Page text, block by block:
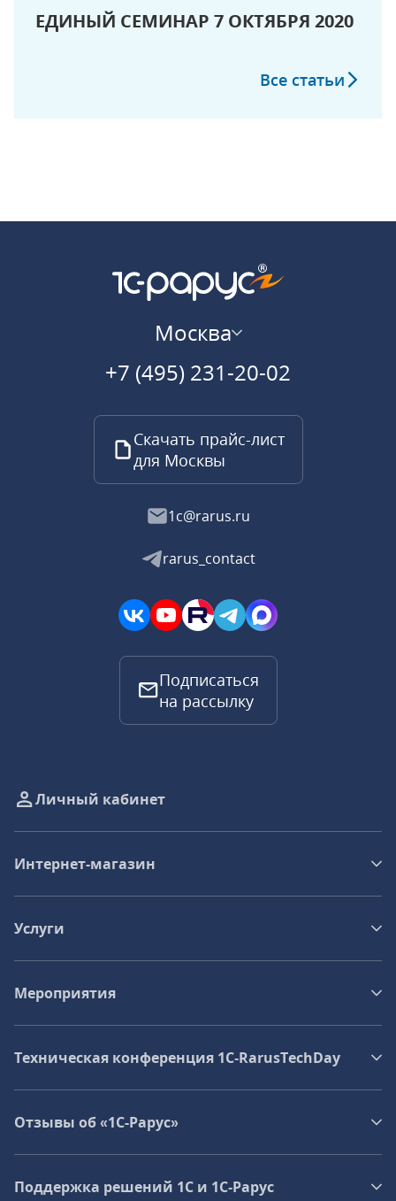
ЕДИНЫЙ СЕМИНАР 7 ОКТЯБРЯ 2020
Все статьи
Москва
+7 (495) 231-20-02
Скачать прайс-лист
для Москвы
1c@rarus.ru
rarus_contact
Подписаться
на рассылку
Личный кабинет
Интернет-магазин
Услуги
Мероприятия
Техническая конференция 1C‑RarusTechDay
Отзывы об «1С-Рарус»
Поддержка решений 1С и 1С‑Рарус